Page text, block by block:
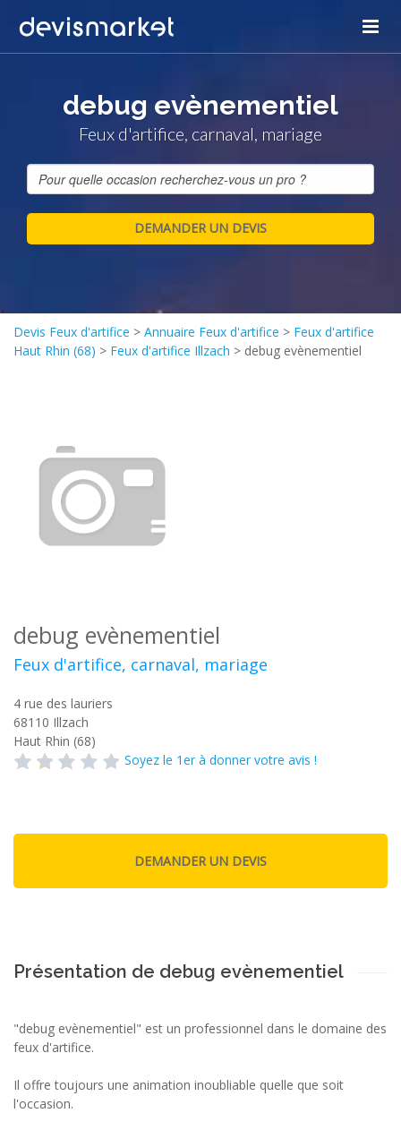
debug evènementiel
Feux d'artifice, carnaval, mariage
Devis Feux d'artifice > Annuaire Feux d'artifice > Feux d'artifice
Haut Rhin (68) > Feux d'artifice Illzach > debug evènementiel
debug evènementiel
Feux d'artifice, carnaval, mariage
4 rue des lauriers
68110 Illzach
Haut Rhin (68)
Soyez le 1er à donner votre avis !
Présentation de debug evènementiel
"debug evènementiel" est un professionnel dans le domaine des
feux d'artifice.
Il offre toujours une animation inoubliable quelle que soit
l'occasion.